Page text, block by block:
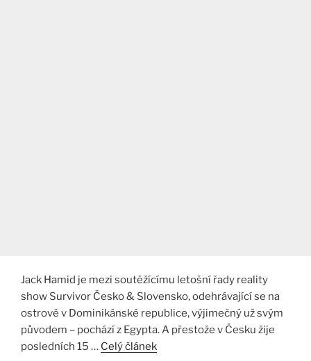
Jack Hamid je mezi soutěžícímu letošní řady reality
show Survivor Česko & Slovensko, odehrávající se na
ostrově v Dominikánské republice, výjimečný už svým
původem – pochází z Egypta. A přestože v Česku žije
posledních 15 … Celý článek